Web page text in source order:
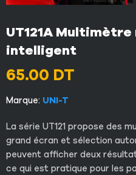
UT121A
intelligent
65.00 DT
Marque: UNI-T
La série UT121 propose des
grand écran et sélection
peuvent afficher deux
ce qui est pratique pour les